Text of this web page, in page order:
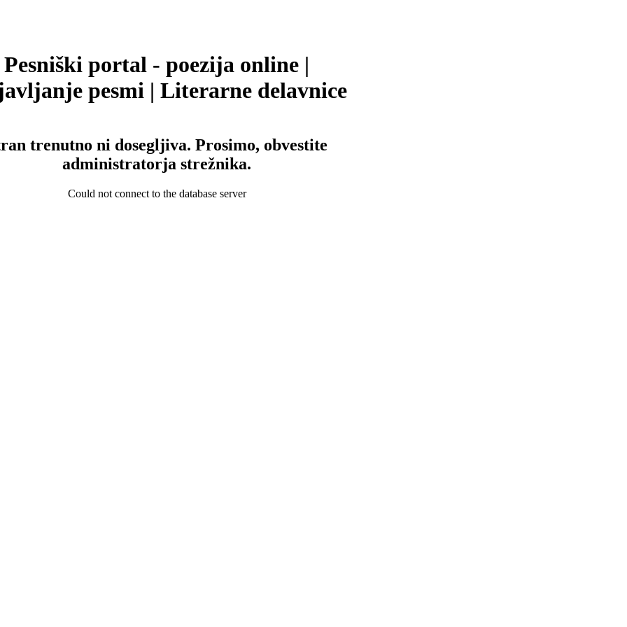
Pesniški portal - poezija online |
pesmi | Literarne delavnice
trenutno ni dosegljiva. Prosimo, obvestite
administratorja strežnika.
Could not connect to the database server